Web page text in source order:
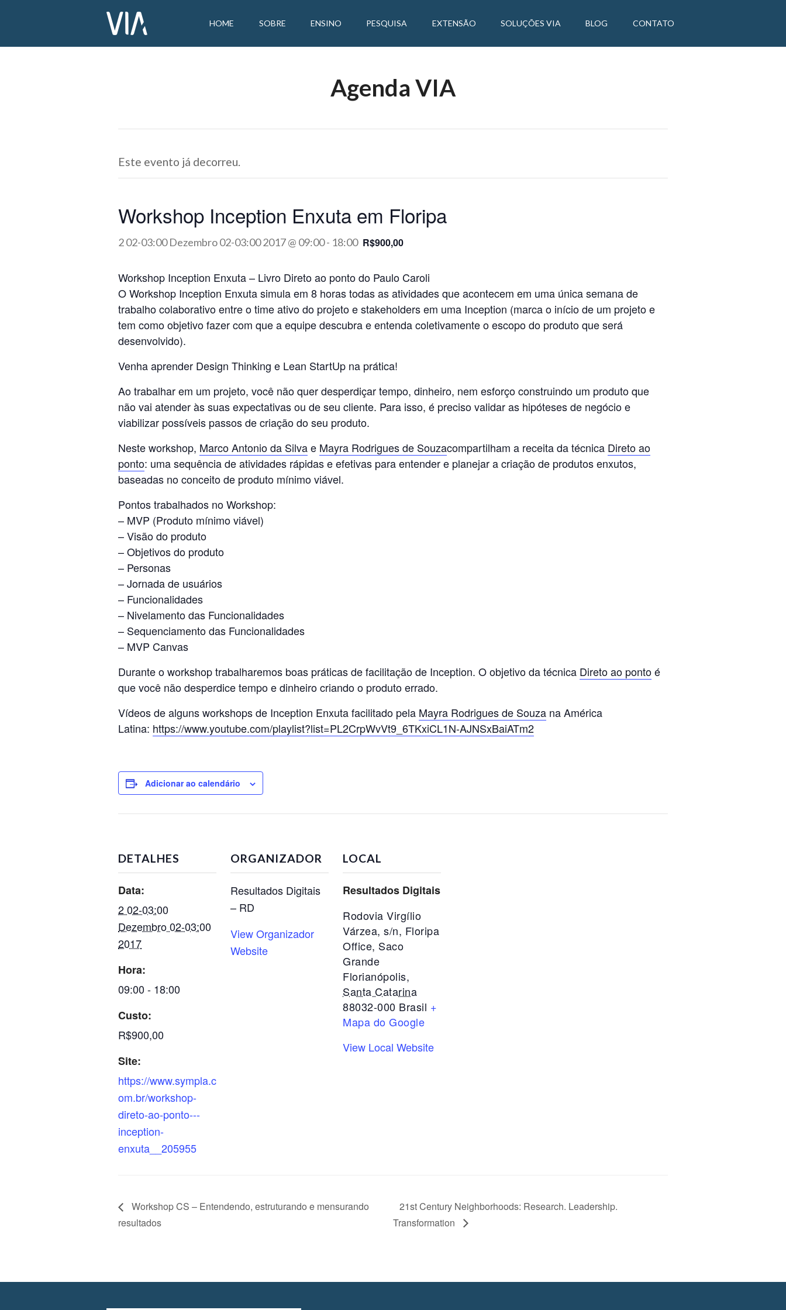
HOME SOBRE ENSINO PESQUISA EXTENSÃO SOLUÇÕES VIA BLOG CONTATO
Agenda VIA
Este evento já decorreu.
Workshop Inception Enxuta em Floripa
2 02-03:00 Dezembro 02-03:00 2017 @ 09:00- 18:00 R$900,00
Workshop Inception Enxuta – Livro Direto ao ponto do Paulo Caroli
O Workshop Inception Enxuta simula em 8 horas todas as atividades que acontecem em uma única semana de
trabalho colaborativo entre o time ativo do projeto e stakeholders em uma Inception (marca o início de um projeto e
tem como objetivo fazer com que a equipe descubra e entenda coletivamente o escopo do produto que será
desenvolvido).
Venha aprender Design Thinking e Lean StartUp na prática!
Ao trabalhar em um projeto, você não quer desperdiçar tempo, dinheiro, nem esforço construindo um produto que
não vai atender às suas expectativas ou de seu cliente. Para isso, é preciso validar as hipóteses de negócio e
viabilizar possíveis passos de criação do seu produto.
Neste workshop, Marco Antonio da Silvae Mayra Rodrigues de Souzacompartilham a receita da técnica Direto ao
ponto: uma sequência de atividades rápidas e efetivas para entender e planejar a criação de produtos enxutos,
baseadas no conceito de produto mínimo viável.
Pontos trabalhados no Workshop:
– MVP (Produto mínimo viável)
– Visão do produto
– Objetivos do produto
– Personas
– Jornada de usuários
– Funcionalidades
– Nivelamento das Funcionalidades
– Sequenciamento das Funcionalidades
– MVP Canvas
Durante o workshop trabalharemos boas práticas de facilitação de Inception. O objetivo da técnica Direto ao pontoé
que você não desperdice tempo e dinheiro criando o produto errado.
Vídeos de alguns workshops de Inception Enxuta facilitado pela Mayra Rodrigues de Souza na América
Latina: https://www.youtube.com/playlist?list=PL2CrpWvVt9_6TKxiCL1N-AJNSxBaiATm2
Adicionar ao calendário
DETALHES
Data:
2 02-03:00
Dezembro 02-03:00
2017
Hora:
09:00 - 18:00
Custo:
R$900,00
Site:
https://www.sympla.c
om.br/workshop-
direto-ao-ponto---
inception-
enxuta__205955
ORGANIZADOR
Resultados Digitais
– RD
View Organizador
Website
LOCAL
Resultados Digitais
Rodovia Virgílio
Várzea, s/n, Floripa
Office, Saco
Grande
Florianópolis,
Santa Catarina
88032-000 Brasil +
Mapa do Google
View Local Website
Workshop CS – Entendendo, estruturando e mensurando
resultados
21st Century Neighborhoods: Research. Leadership.
Transformation